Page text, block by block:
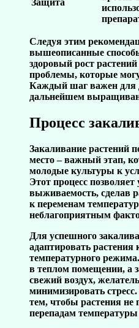
Защита
Следуя этим
вышеописанные
здоровый рост
проблемы, которые
Каждый шаг важен для
дальнейшем
Процесс
Закаливание растений
место – важный этап,
молодые культуры к
Этот процесс
выживаемость, сделав
к переменам
неблагоприятным
Для успешного
адаптировать растения
температурного
в теплом помещении, а
свежий воздух,
минимизировать
тем, чтобы растения не
перепадам